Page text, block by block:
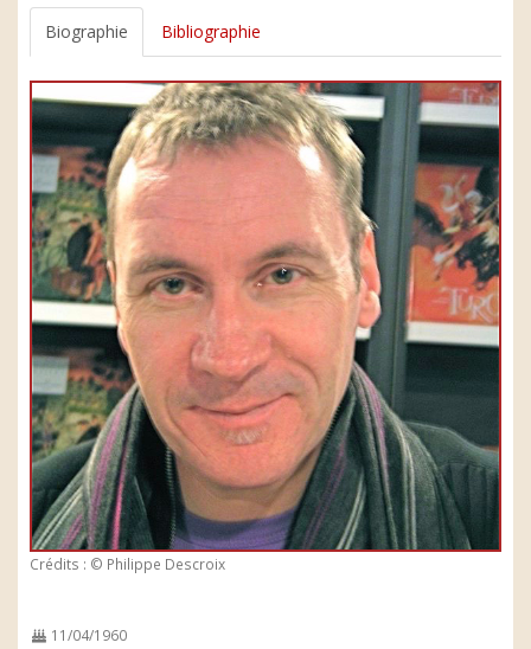
Biographie Bibliographie
Crédits : © Philippe Descroix
11/04/1960